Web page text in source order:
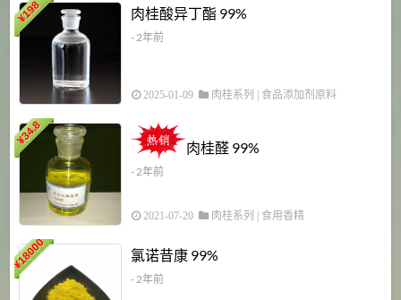
¥
198 肉桂酸异丁酯 99%
- 2年前
2025-01-09 肉桂系列 食品添加剂原料
¥
34.8
肉桂醛 99%
- 2年前
2021-07-20 肉桂系列 食用香精
¥
18000 氯诺昔康 99%
- 2年前